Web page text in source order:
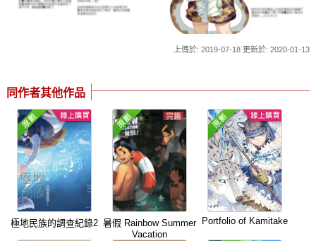
上傳於: 2019-07-18 更新於: 2020-01-13
同作者其他作品
極地民族的調查紀錄2 暑假 Rainbow Summer
Vacation
Portfolio of Kamitake